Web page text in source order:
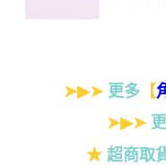
➤▶➤ 更多 【
➤▶➤
★ 超商取